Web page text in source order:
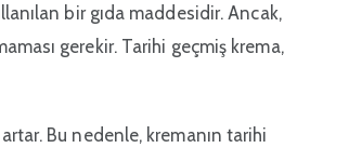
bir gıda maddesidir. Ancak,
gerekir. Tarihi geçmiş krema,
Bu nedenle, kremanın tarihi